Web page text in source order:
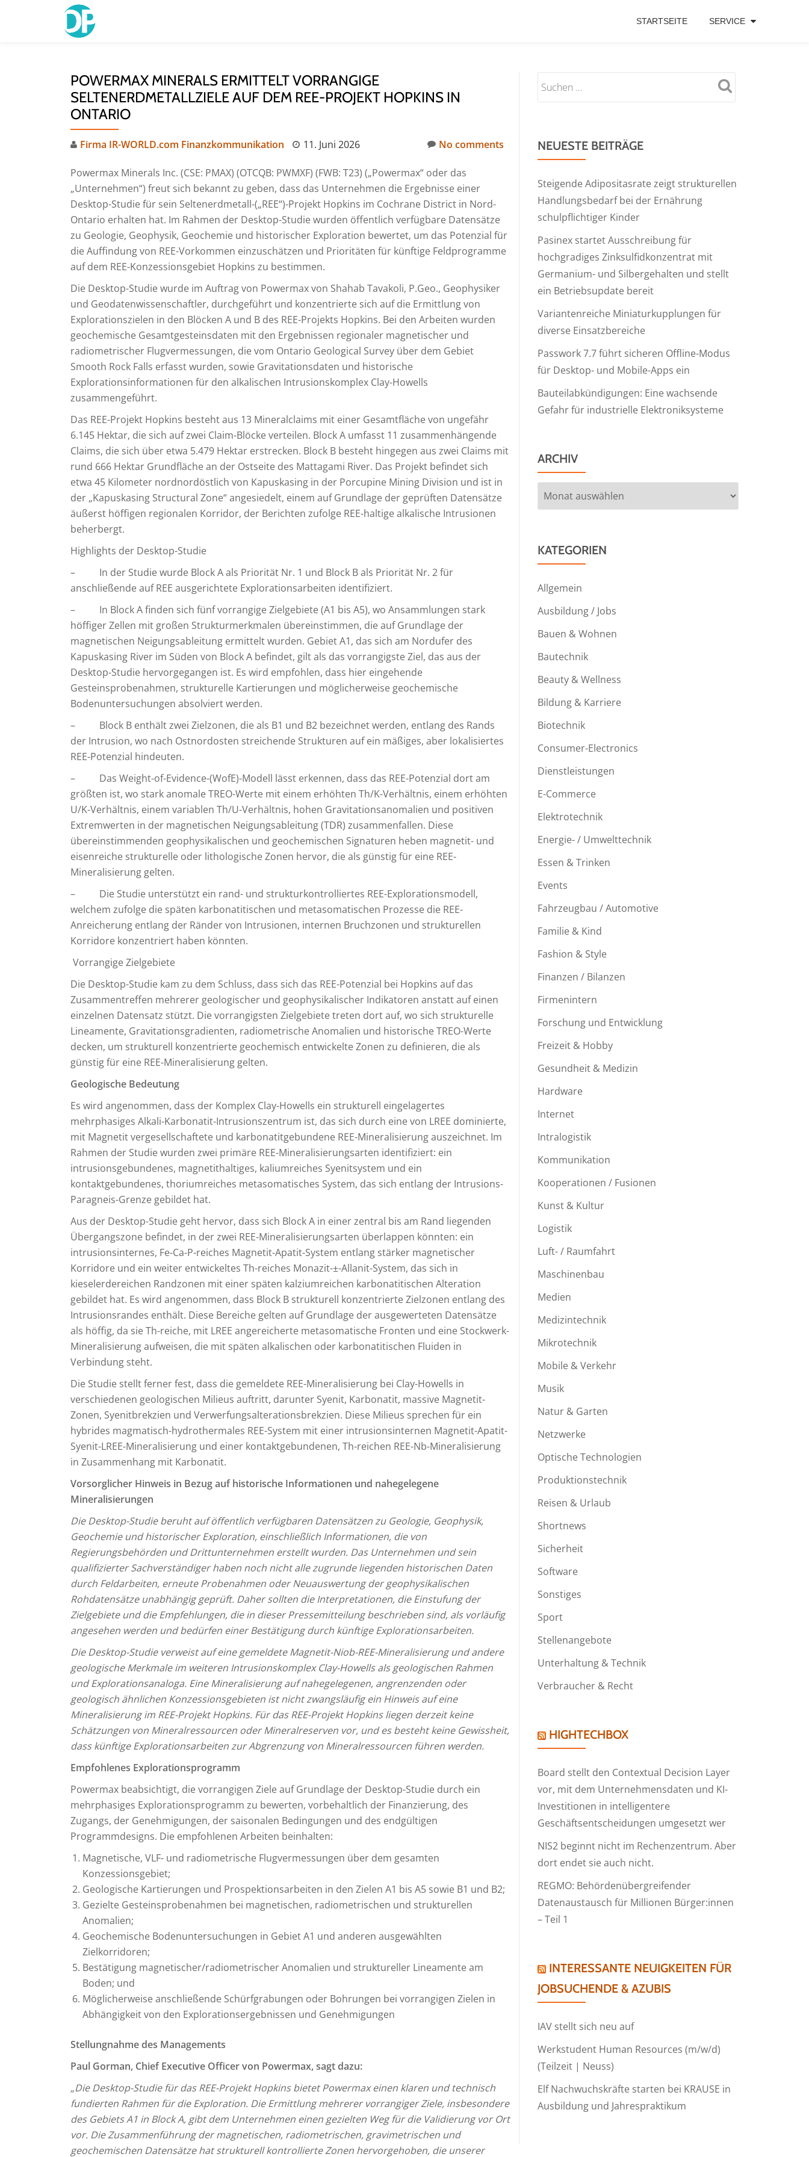
STARTSEITE SERVICE
POWERMAX MINERALS ERMITTELT VORRANGIGE
SELTENERDMETALLZIELE AUF DEM REE-PROJEKT HOPKINS IN
ONTARIO
Firma IR-WORLD.com Finanzkommunikation 11. Juni 2026 No comments
Powermax Minerals Inc. (CSE: PMAX) (OTCQB: PWMXF) (FWB: T23) („Powermax“ oder das
„Unternehmen“) freut sich bekannt zu geben, dass das Unternehmen die Ergebnisse einer
Desktop-Studie für sein Seltenerdmetall-(„REE“)-Projekt Hopkins im Cochrane District in Nord-
Ontario erhalten hat. Im Rahmen der Desktop-Studie wurden öffentlich verfügbare Datensätze
zu Geologie, Geophysik, Geochemie und historischer Exploration bewertet, um das Potenzial für
die Auffindung von REE-Vorkommen einzuschätzen und Prioritäten für künftige Feldprogramme
auf dem REE-Konzessionsgebiet Hopkins zu bestimmen.
Die Desktop-Studie wurde im Auftrag von Powermax von Shahab Tavakoli, P.Geo., Geophysiker
und Geodatenwissenschaftler, durchgeführt und konzentrierte sich auf die Ermittlung von
Explorationszielen in den Blöcken A und B des REE-Projekts Hopkins. Bei den Arbeiten wurden
geochemische Gesamtgesteinsdaten mit den Ergebnissen regionaler magnetischer und
radiometrischer Flugvermessungen, die vom Ontario Geological Survey über dem Gebiet
Smooth Rock Falls erfasst wurden, sowie Gravitationsdaten und historische
Explorationsinformationen für den alkalischen Intrusionskomplex Clay-Howells
zusammengeführt.
Das REE-Projekt Hopkins besteht aus 13 Mineralclaims mit einer Gesamtfläche von ungefähr
6.145 Hektar, die sich auf zwei Claim-Blöcke verteilen. Block A umfasst 11 zusammenhängende
Claims, die sich über etwa 5.479 Hektar erstrecken. Block B besteht hingegen aus zwei Claims mit
rund 666 Hektar Grundfläche an der Ostseite des Mattagami River. Das Projekt befindet sich
etwa 45 Kilometer nordnordöstlich von Kapuskasing in der Porcupine Mining Division und ist in
der „Kapuskasing Structural Zone“ angesiedelt, einem auf Grundlage der geprüften Datensätze
äußerst höffigen regionalen Korridor, der Berichten zufolge REE-haltige alkalische Intrusionen
beherbergt.
Highlights der Desktop-Studie
– In der Studie wurde Block A als Priorität Nr. 1 und Block B als Priorität Nr. 2 für
anschließende auf REE ausgerichtete Explorationsarbeiten identifiziert.
– In Block A finden sich fünf vorrangige Zielgebiete (A1 bis A5), wo Ansammlungen stark
höffiger Zellen mit großen Strukturmerkmalen übereinstimmen, die auf Grundlage der
magnetischen Neigungsableitung ermittelt wurden. Gebiet A1, das sich am Nordufer des
Kapuskasing River im Süden von Block A befindet, gilt als das vorrangigste Ziel, das aus der
Desktop-Studie hervorgegangen ist. Es wird empfohlen, dass hier eingehende
Gesteinsprobenahmen, strukturelle Kartierungen und möglicherweise geochemische
Bodenuntersuchungen absolviert werden.
– Block B enthält zwei Zielzonen, die als B1 und B2 bezeichnet werden, entlang des Rands
der Intrusion, wo nach Ostnordosten streichende Strukturen auf ein mäßiges, aber lokalisiertes
REE-Potenzial hindeuten.
– Das Weight-of-Evidence-(WofE)-Modell lässt erkennen, dass das REE-Potenzial dort am
größten ist, wo stark anomale TREO-Werte mit einem erhöhten Th/K-Verhältnis, einem erhöhten
U/K-Verhältnis, einem variablen Th/U-Verhältnis, hohen Gravitationsanomalien und positiven
Extremwerten in der magnetischen Neigungsableitung (TDR) zusammenfallen. Diese
übereinstimmenden geophysikalischen und geochemischen Signaturen heben magnetit- und
eisenreiche strukturelle oder lithologische Zonen hervor, die als günstig für eine REE-
Mineralisierung gelten.
– Die Studie unterstützt ein rand- und strukturkontrolliertes REE-Explorationsmodell,
welchem zufolge die späten karbonatitischen und metasomatischen Prozesse die REE-
Anreicherung entlang der Ränder von Intrusionen, internen Bruchzonen und strukturellen
Korridore konzentriert haben könnten.
Vorrangige Zielgebiete
Die Desktop-Studie kam zu dem Schluss, dass sich das REE-Potenzial bei Hopkins auf das
Zusammentreffen mehrerer geologischer und geophysikalischer Indikatoren anstatt auf einen
einzelnen Datensatz stützt. Die vorrangigsten Zielgebiete treten dort auf, wo sich strukturelle
Lineamente, Gravitationsgradienten, radiometrische Anomalien und historische TREO-Werte
decken, um strukturell konzentrierte geochemisch entwickelte Zonen zu definieren, die als
günstig für eine REE-Mineralisierung gelten.
Geologische Bedeutung
Es wird angenommen, dass der Komplex Clay-Howells ein strukturell eingelagertes
mehrphasiges Alkali-Karbonatit-Intrusionszentrum ist, das sich durch eine von LREE dominierte,
mit Magnetit vergesellschaftete und karbonatitgebundene REE-Mineralisierung auszeichnet. Im
Rahmen der Studie wurden zwei primäre REE-Mineralisierungsarten identifiziert: ein
intrusionsgebundenes, magnetithaltiges, kaliumreiches Syenitsystem und ein
kontaktgebundenes, thoriumreiches metasomatisches System, das sich entlang der Intrusions-
Paragneis-Grenze gebildet hat.
Aus der Desktop-Studie geht hervor, dass sich Block A in einer zentral bis am Rand liegenden
Übergangszone befindet, in der zwei REE-Mineralisierungsarten überlappen könnten: ein
intrusionsinternes, Fe-Ca-P-reiches Magnetit-Apatit-System entlang stärker magnetischer
Korridore und ein weiter entwickeltes Th-reiches Monazit-±-Allanit-System, das sich in
kieselerdereichen Randzonen mit einer späten kalziumreichen karbonatitischen Alteration
gebildet hat. Es wird angenommen, dass Block B strukturell konzentrierte Zielzonen entlang des
Intrusionsrandes enthält. Diese Bereiche gelten auf Grundlage der ausgewerteten Datensätze
als höffig, da sie Th-reiche, mit LREE angereicherte metasomatische Fronten und eine Stockwerk-
Mineralisierung aufweisen, die mit späten alkalischen oder karbonatitischen Fluiden in
Verbindung steht.
Die Studie stellt ferner fest, dass die gemeldete REE-Mineralisierung bei Clay-Howells in
verschiedenen geologischen Milieus auftritt, darunter Syenit, Karbonatit, massive Magnetit-
Zonen, Syenitbrekzien und Verwerfungsalterationsbrekzien. Diese Milieus sprechen für ein
hybrides magmatisch-hydrothermales REE-System mit einer intrusionsinternen Magnetit-Apatit-
Syenit-LREE-Mineralisierung und einer kontaktgebundenen, Th-reichen REE-Nb-Mineralisierung
in Zusammenhang mit Karbonatit.
Vorsorglicher Hinweis in Bezug auf historische Informationen und nahegelegene
Mineralisierungen
Die Desktop-Studie beruht auf öffentlich verfügbaren Datensätzen zu Geologie, Geophysik,
Geochemie und historischer Exploration, einschließlich Informationen, die von
Regierungsbehörden und Drittunternehmen erstellt wurden. Das Unternehmen und sein
qualifizierter Sachverständiger haben noch nicht alle zugrunde liegenden historischen Daten
durch Feldarbeiten, erneute Probenahmen oder Neuauswertung der geophysikalischen
Rohdatensätze unabhängig geprüft. Daher sollten die Interpretationen, die Einstufung der
Zielgebiete und die Empfehlungen, die in dieser Pressemitteilung beschrieben sind, als vorläufig
angesehen werden und bedürfen einer Bestätigung durch künftige Explorationsarbeiten.
Die Desktop-Studie verweist auf eine gemeldete Magnetit-Niob-REE-Mineralisierung und andere
geologische Merkmale im weiteren Intrusionskomplex Clay-Howells als geologischen Rahmen
und Explorationsanaloga. Eine Mineralisierung auf nahegelegenen, angrenzenden oder
geologisch ähnlichen Konzessionsgebieten ist nicht zwangsläufig ein Hinweis auf eine
Mineralisierung im REE-Projekt Hopkins. Für das REE-Projekt Hopkins liegen derzeit keine
Schätzungen von Mineralressourcen oder Mineralreserven vor, und es besteht keine Gewissheit,
dass künftige Explorationsarbeiten zur Abgrenzung von Mineralressourcen führen werden.
Empfohlenes Explorationsprogramm
Powermax beabsichtigt, die vorrangigen Ziele auf Grundlage der Desktop-Studie durch ein
mehrphasiges Explorationsprogramm zu bewerten, vorbehaltlich der Finanzierung, des
Zugangs, der Genehmigungen, der saisonalen Bedingungen und des endgültigen
Programmdesigns. Die empfohlenen Arbeiten beinhalten:
Magnetische, VLF- und radiometrische Flugvermessungen über dem gesamten
Konzessionsgebiet;
Geologische Kartierungen und Prospektionsarbeiten in den Zielen A1 bis A5 sowie B1 und B2;
Gezielte Gesteinsprobenahmen bei magnetischen, radiometrischen und strukturellen
Anomalien;
Geochemische Bodenuntersuchungen in Gebiet A1 und anderen ausgewählten
Zielkorridoren;
Bestätigung magnetischer/radiometrischer Anomalien und struktureller Lineamente am
Boden; und
Möglicherweise anschließende Schürfgrabungen oder Bohrungen bei vorrangigen Zielen in
Abhängigkeit von den Explorationsergebnissen und Genehmigungen
Stellungnahme des Managements
Paul Gorman, Chief Executive Officer von Powermax, sagt dazu:
„Die Desktop-Studie für das REE-Projekt Hopkins bietet Powermax einen klaren und technisch
fundierten Rahmen für die Exploration. Die Ermittlung mehrerer vorrangiger Ziele, insbesondere
des Gebiets A1 in Block A, gibt dem Unternehmen einen gezielten Weg für die Validierung vor Ort
vor. Die Zusammenführung der magnetischen, radiometrischen, gravimetrischen und
geochemischen Datensätze hat strukturell kontrollierte Zonen hervorgehoben, die unserer
NEUESTE BEITRÄGE
Steigende Adipositasrate zeigt strukturellen
Handlungsbedarf bei der Ernährung
schulpflichtiger Kinder
Pasinex startet Ausschreibung für
hochgradiges Zinksulfidkonzentrat mit
Germanium- und Silbergehalten und stellt
ein Betriebsupdate bereit
Variantenreiche Miniaturkupplungen für
diverse Einsatzbereiche
Passwork 7.7 führt sicheren Offline-Modus
für Desktop- und Mobile-Apps ein
Bauteilabkündigungen: Eine wachsende
Gefahr für industrielle Elektroniksysteme
ARCHIV
Archiv
KATEGORIEN
Allgemein
Ausbildung / Jobs
Bauen & Wohnen
Bautechnik
Beauty & Wellness
Bildung & Karriere
Biotechnik
Consumer-Electronics
Dienstleistungen
E-Commerce
Elektrotechnik
Energie- / Umwelttechnik
Essen & Trinken
Events
Fahrzeugbau / Automotive
Familie & Kind
Fashion & Style
Finanzen / Bilanzen
Firmenintern
Forschung und Entwicklung
Freizeit & Hobby
Gesundheit & Medizin
Hardware
Internet
Intralogistik
Kommunikation
Kooperationen / Fusionen
Kunst & Kultur
Logistik
Luft- / Raumfahrt
Maschinenbau
Medien
Medizintechnik
Mikrotechnik
Mobile & Verkehr
Musik
Natur & Garten
Netzwerke
Optische Technologien
Produktionstechnik
Reisen & Urlaub
Shortnews
Sicherheit
Software
Sonstiges
Sport
Stellenangebote
Unterhaltung & Technik
Verbraucher & Recht
HIGHTECHBOX
Board stellt den Contextual Decision Layer
vor, mit dem Unternehmensdaten und KI-
Investitionen in intelligentere
Geschäftsentscheidungen umgesetzt wer
NIS2 beginnt nicht im Rechenzentrum. Aber
dort endet sie auch nicht.
REGMO: Behördenübergreifender
Datenaustausch für Millionen Bürger:innen
– Teil 1
INTERESSANTE NEUIGKEITEN FÜR
JOBSUCHENDE & AZUBIS
IAV stellt sich neu auf
Werkstudent Human Resources (m/w/d)
(Teilzeit | Neuss)
Elf Nachwuchskräfte starten bei KRAUSE in
Ausbildung und Jahrespraktikum